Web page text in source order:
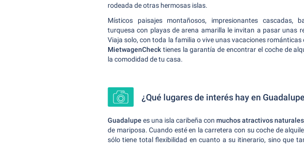
rodeada de otras hermosas islas.
Místicos paisajes montañosos, impresionantes cascadas,
turquesa con playas de arena amarilla le invitan a pasar unas
Viaja solo, con toda la familia o vive unas vacaciones románticas
MietwagenCheck tienes la garantía de encontrar el coche de
la comodidad de tu casa.
¿Qué lugares de interés hay en
Guadalupees una isla caribeña conmuchos atractivos naturales
de mariposa. Cuando esté en la carretera con su coche de
sólo tiene total flexibilidad en cuanto a su itinerario, sino que